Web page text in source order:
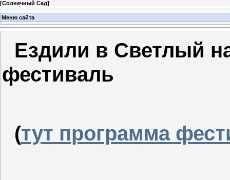
[Солнечный Сад]
Меню сайта
Ездили в Светлый
фестиваль
(тут программа